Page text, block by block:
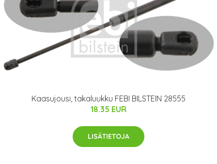
Kaasujousi, takaluukku FEBI BILSTEIN 28555
18.35 EUR
LISÄTIETOJA